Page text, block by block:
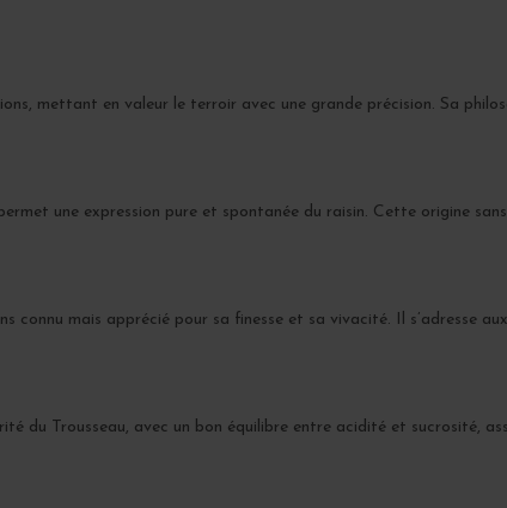
mettant en valeur le terroir avec une grande précision. Sa
une expression pure et spontanée du raisin. Cette origine
mais apprécié pour sa finesse et sa vivacité. Il s’adresse
du Trousseau, avec un bon équilibre entre acidité et sucrosité,